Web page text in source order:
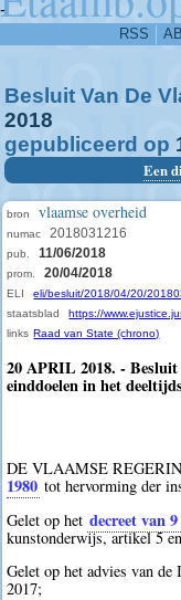
-
RSS
Besluit Van De
2018
gepubliceerd op
Een
bron vlaamse overheid
numac 2018031216
pub. 11/06/2018
prom. 20/04/2018
ELI
eli/besluit/2018/04/20/
staatsblad
https://
links Raad van State (chrono)
20 APRIL 2018. - Besluit
einddoelen in het
DE VLAAMSE
1980 tot hervorming der
Gelet op het decreet van
kunstonderwijs, artikel 5
Gelet op het advies van de
2017;